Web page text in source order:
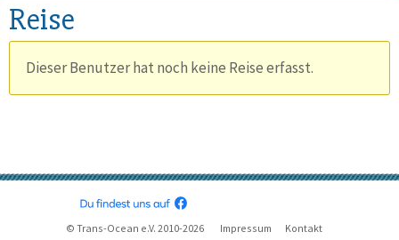
Reise
Dieser Benutzer hat noch keine Reise erfasst.
© Trans-Ocean e.V. 2010-2026 Impressum
Kontakt